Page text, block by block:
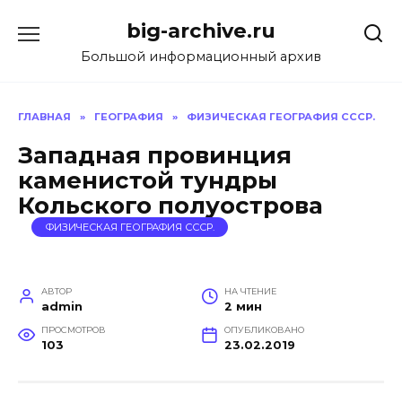
содержанию
big-archive.ru
Большой информационный архив
ГЛАВНАЯ » ГЕОГРАФИЯ » ФИЗИЧЕСКАЯ ГЕОГРАФИЯ СССР.
Западная провинция
каменистой тундры
Кольского полуострова
ФИЗИЧЕСКАЯ ГЕОГРАФИЯ СССР.
АВТОР
admin
НА ЧТЕНИЕ
2 мин
ПРОСМОТРОВ
103
ОПУБЛИКОВАНО
23.02.2019